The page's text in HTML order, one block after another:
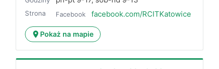
Strona Facebook facebook.com/RCITKatowice
Pokaż na mapie